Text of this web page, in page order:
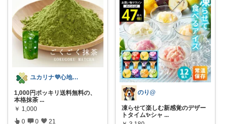
ユカリナ💜心地よい暮らしナチュラル🌿
​1,000円ポッキリ送料無料の、
本格抹茶 ...
￥ 1,000
0 0 21
のり@
凍らせて楽しむ新感覚のデザー
トタイム✨シャ ...